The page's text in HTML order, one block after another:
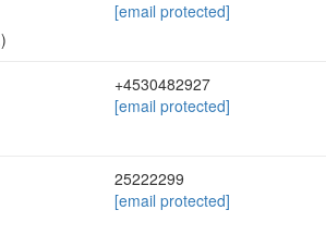
[email protected]
+4530482927
[email protected]
25222299
[email protected]